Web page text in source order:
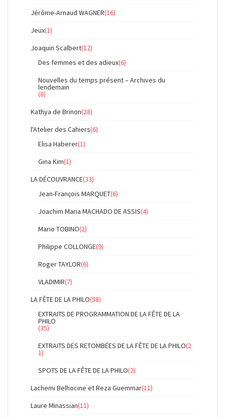
Jérôme-Arnaud WAGNER(16)
Jeux(1)
Joaquin Scalbert(12)
Des femmes et des adieux(6)
Nouvelles du temps présent – Archives du
lendemain
(8)
Kathya de Brinon(28)
l'Atelier des Cahiers(6)
Elisa Haberer(1)
Gina Kim(1)
LA DÉCOUVRANCE(33)
Jean-François MARQUET(6)
Joachim Maria MACHADO DE ASSIS(4)
Mario TOBINO(2)
Philippe COLLONGE(9)
Roger TAYLOR(6)
VLADIMIR(7)
LA FÊTE DE LA PHILO(58)
EXTRAITS DE PROGRAMMATION DE LA FÊTE DE LA
PHILO
(35)
EXTRAITS DES RETOMBÉES DE LA FÊTE DE LA PHILO(2
1)
SPOTS DE LA FÊTE DE LA PHILO(2)
Lachemi Belhocine et Reza Guemmar(11)
Laure Minassian(11)